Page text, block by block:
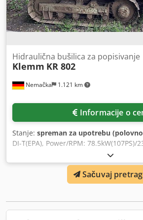
Nemačka 1.121 km
Hidraulična bušilica za popisivanje
Klemm KR 802
Informacije o
Stanje: spreman za upotrebu
DI-T(EPA), Power/RPM: 78.5kW(107PS)/
Snaga: 80.5kW (110PS), Kapacitet dizel
Hidraulični sistem: Hidraulične
92l/min, 2) Cirkulacija: 73.6l/min, 3)
4) Tiraž: 8l/min, Pritisak sistema:
Traktivna sila: 75kN, Brzina putovanja:
Sačuvaj